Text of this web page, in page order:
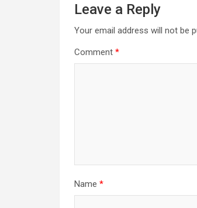
Leave a Reply
Your email address will not be
Comment *
Name *